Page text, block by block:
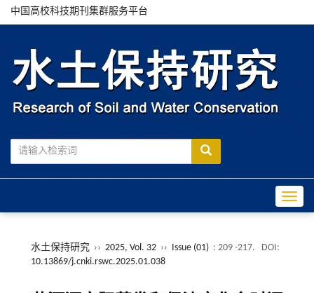
中国高校科技期刊集群服务平台
水土保持研究 ›› 2025, Vol. 32 ›› Issue (01) : 209 -217.
DOI:
10.13869/j.cnki.rswc.2025.01.038